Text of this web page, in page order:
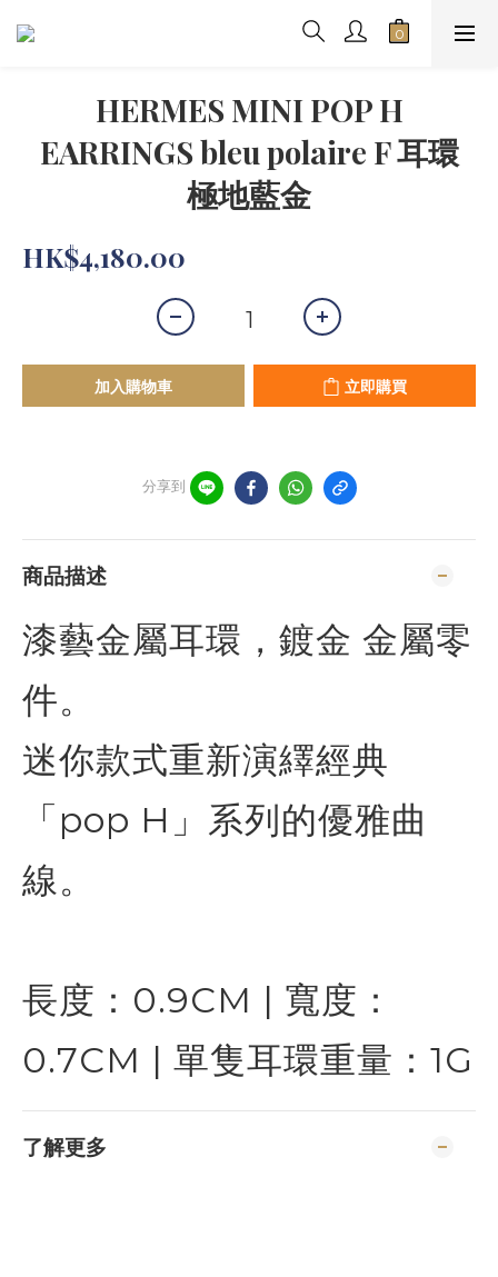
HERMES MINI POP H
EARRINGS bleu polaire F 耳環
極地藍金
HK$4,180.00
加入購物車 立即購買
分享到
商品描述
漆藝金屬耳環，鍍金 金屬零
件。
迷你款式重新演繹經典
「pop H」系列的優雅曲
線。
長度：0.9CM | 寬度：
0.7CM | 單隻耳環重量：1G
了解更多